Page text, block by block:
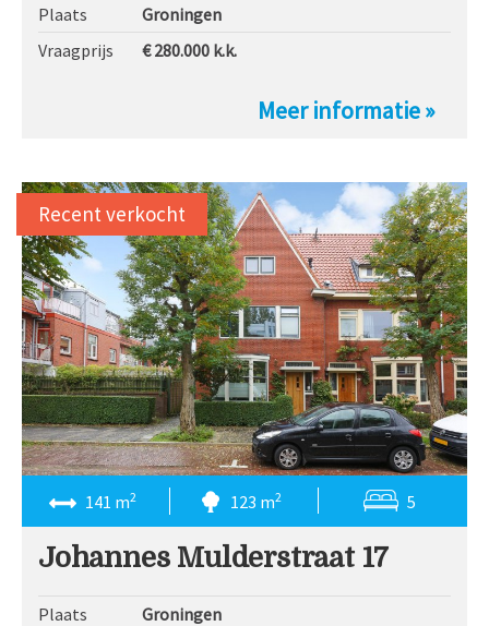
Plaats
Groningen
Vraagprijs
€ 280.000 k.k.
Meer informatie »
141 m2 123 m2 5
Johannes Mulderstraat 17
Plaats
Groningen
Recent verkocht